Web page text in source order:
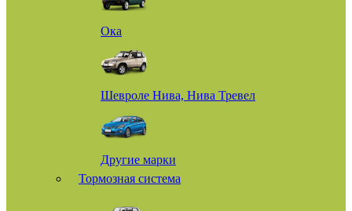
Ока
Шевроле Нива, Нива Тревел
Другие марки
Тормозная система